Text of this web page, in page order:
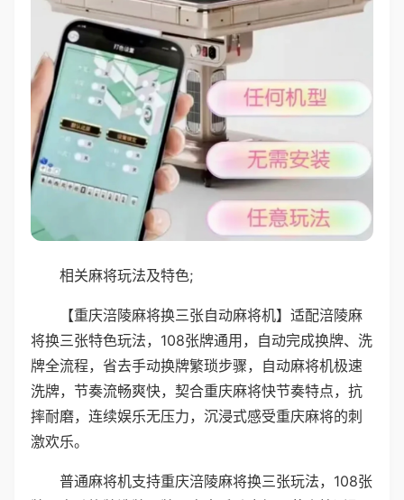
相关麻将玩法及特色;
【重庆涪陵麻将换三张自动麻将机】适配涪陵麻
将换三张特色玩法，108张牌通用，自动完成换牌、洗
牌全流程，省去手动换牌繁琐步骤，自动麻将机极速
洗牌，节奏流畅爽快，契合重庆麻将快节奏特点，抗
摔耐磨，连续娱乐无压力，沉浸式感受重庆麻将的刺
激欢乐。
普通麻将机支持重庆涪陵麻将换三张玩法，108张